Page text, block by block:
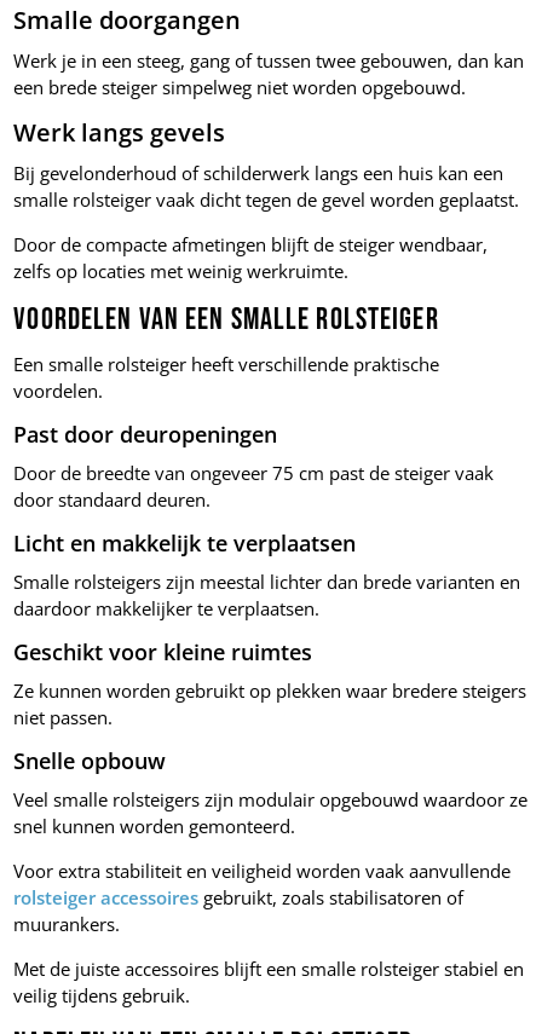
Smalle doorgangen
Werk je in een steeg, gang of tussen twee gebouwen, dan kan
een brede steiger simpelweg niet worden opgebouwd.
Werk langs gevels
Bij gevelonderhoud of schilderwerk langs een huis kan een
smalle rolsteiger vaak dicht tegen de gevel worden geplaatst.
Door de compacte afmetingen blijft de steiger wendbaar,
zelfs op locaties met weinig werkruimte.
Voordelen van een smalle rolsteiger
Een smalle rolsteiger heeft verschillende praktische
voordelen.
Past door deuropeningen
Door de breedte van ongeveer 75 cm past de steiger vaak
door standaard deuren.
Licht en makkelijk te verplaatsen
Smalle rolsteigers zijn meestal lichter dan brede varianten en
daardoor makkelijker te verplaatsen.
Geschikt voor kleine ruimtes
Ze kunnen worden gebruikt op plekken waar bredere steigers
niet passen.
Snelle opbouw
Veel smalle rolsteigers zijn modulair opgebouwd waardoor ze
snel kunnen worden gemonteerd.
Voor extra stabiliteit en veiligheid worden vaak aanvullende
rolsteiger accessoires gebruikt, zoals stabilisatoren of
muurankers.
Met de juiste accessoires blijft een smalle rolsteiger stabiel en
veilig tijdens gebruik.